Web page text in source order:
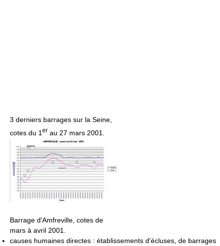
3 derniers barrages sur la Seine,
cotes du 1 er au 27 mars 2001.
Barrage d'Amfreville, cotes de
mars à avril 2001.
causes humaines directes : établissements d'écluses, de barrages